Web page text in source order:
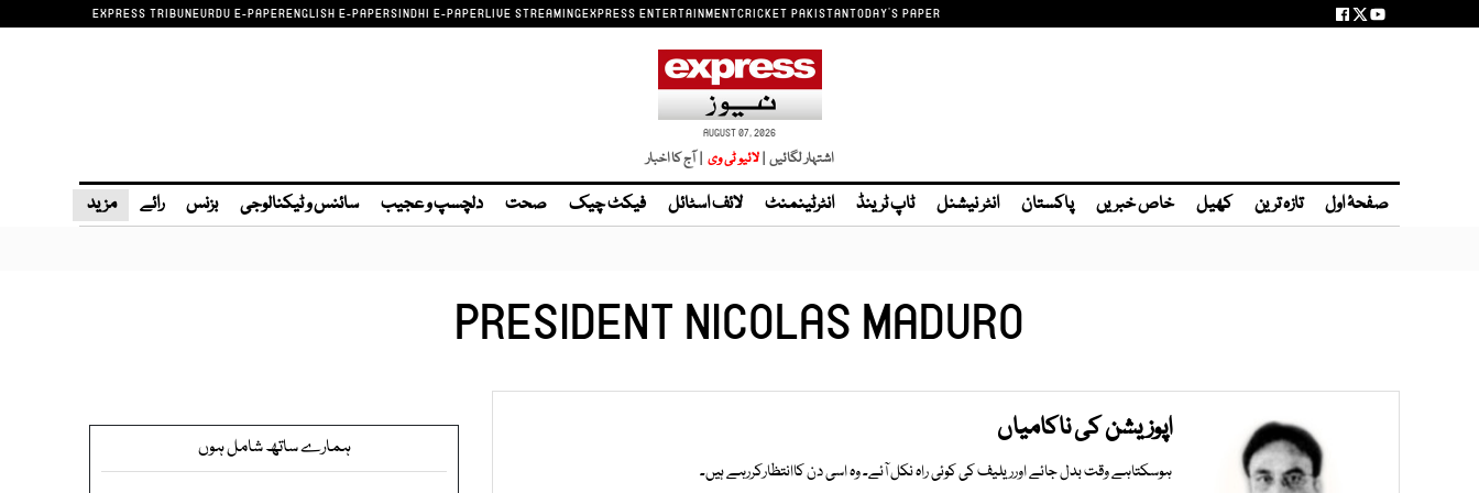
EXPRESS TRIBUNEURDU E-PAPERENGLISH E-PAPERSINDHI E-PAPERLIVE STREAMINGEXPRESS ENTERTAINMENTCRICKET PAKISTANTODAY'S PAPER
AUGUST 07, 2026
اشتہار لگائیں | | آج کا اخبار
صفحۂ اول تازہ ترین کھیل خاص خبریں پاکستان انٹر نیشنل ٹاپ ٹرینڈ انٹرٹینمنٹ لائف اسٹائل فیکٹ چیک صحت دلچسپ و عجیب سائنس و ٹیکنالوجی بزنس رائے مزید
PRESIDENT NICOLAS MADURO
اپوزیشن کی ناکامیاں
ہوسکتاہے وقت بدل جائے اورریلیف کی کوئی راہ نکل آئے۔ وہ اسی دن کاانتظارکررہے ہیں۔
ہمارے ساتھ شامل ہوں